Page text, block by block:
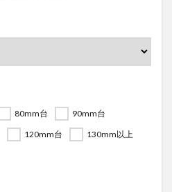
80mm台
90mm台
120mm台 130mm以上